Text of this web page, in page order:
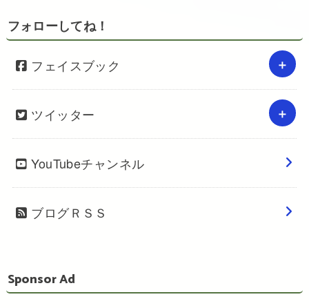
フォローしてね！
フェイスブック
ツイッター
YouTubeチャンネル
ブログＲＳＳ
Sponsor Ad